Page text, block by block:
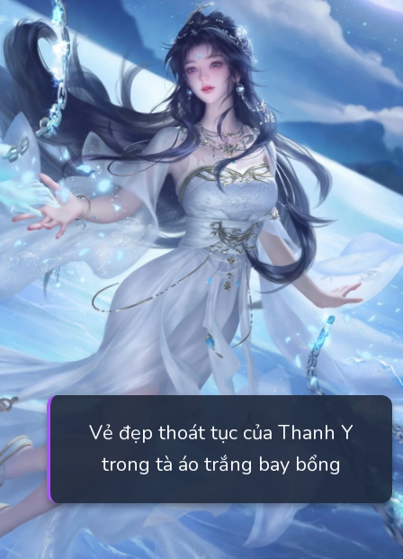
Vẻ đẹp thoát tục của Thanh Y
trong tà áo trắng bay bổng